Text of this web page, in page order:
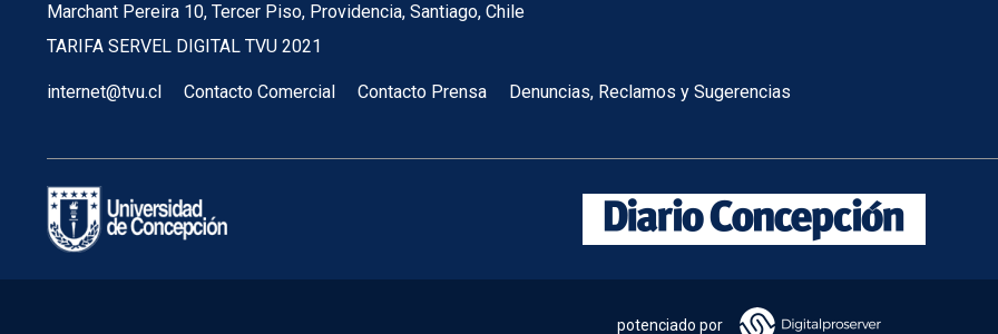
Marchant Pereira 10, Tercer Piso, Providencia, Santiago, Chile
TARIFA SERVEL DIGITAL TVU 2021
internet@tvu.cl Contacto Comercial Contacto Prensa Denuncias, Reclamos y Sugerencias
potenciado por